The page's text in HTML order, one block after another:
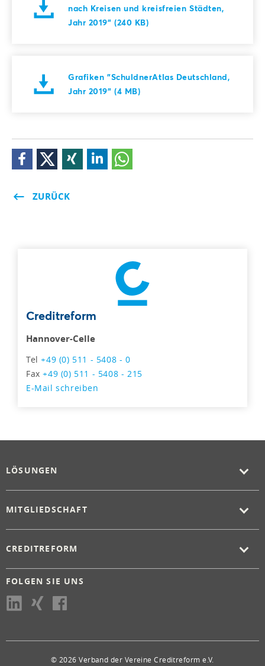
nach Kreisen und kreisfreien Städten,
Jahr 2019" (240 KB)
Grafiken "SchuldnerAtlas Deutschland,
Jahr 2019" (4 MB)
ZURÜCK
Creditreform
Hannover-Celle
Tel+49 (0) 511 - 5408 - 0
Fax+49 (0) 511 - 5408 - 215
E-Mail schreiben
LÖSUNGEN
MITGLIEDSCHAFT
CREDITREFORM
FOLGEN SIE UNS
© 2026 Verband der Vereine Creditreform e.V.